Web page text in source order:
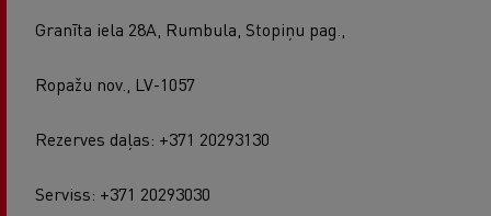
Granīta iela 28A, Rumbula, Stopiņu pag.,
Ropažu nov., LV-1057
Rezerves daļas: +371 20293130
Serviss: +371 20293030